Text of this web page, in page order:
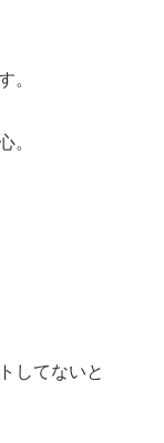
。
。
してないと